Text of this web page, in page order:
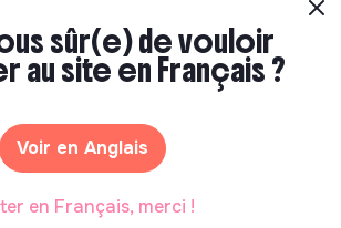
impact positif et associations qui
sûr(e) de vouloir
au site en Français ?
Voir en Anglais
en Français, merci !